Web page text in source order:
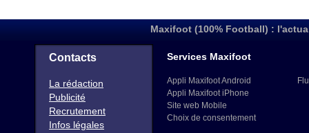
Maxifoot (100% Football) :
Contacts
La rédaction
Publicité
Recrutement
Infos légales
Services Maxifoot
Appli Maxifoot Android
Appli Maxifoot iPhone
Site web Mobile
Choix de consentement